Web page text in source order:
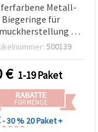
Metall-
Biegeringe für
&
Ø 8 mm,
500139
€ 1-19 Paket
RABATTE
FÜR MENGE
- 30 % 20 Paket +